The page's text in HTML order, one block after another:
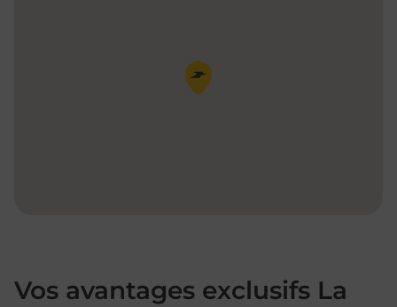
Pin de la carte
Vos avantages exclusifs La